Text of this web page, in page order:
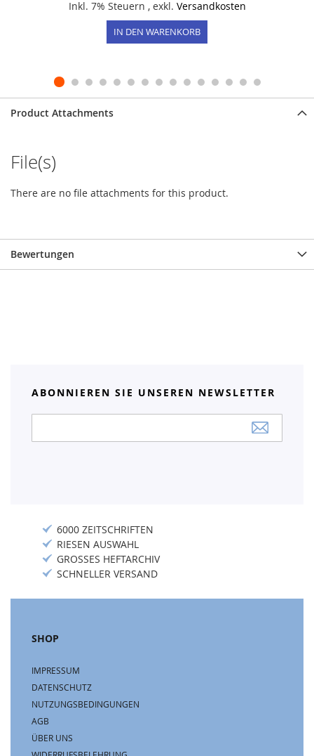
Inkl. 7% Steuern , exkl. Versandkosten
IN DEN WARENKORB
Product Attachments
File(s)
There are no file attachments for this product.
Bewertungen
ABONNIEREN SIE UNSEREN NEWSLETTER
Newsletter:
6000 ZEITSCHRIFTEN
RIESEN AUSWAHL
GROSSES HEFTARCHIV
SCHNELLER VERSAND
SHOP
IMPRESSUM
DATENSCHUTZ
NUTZUNGSBEDINGUNGEN
AGB
ÜBER UNS